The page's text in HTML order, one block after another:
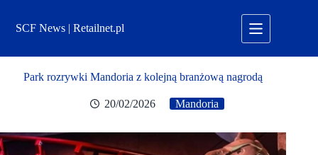
treściSCF News | Retailnet.pl
Park rozrywki Mandoria z kolejną branżową nagrodą
20/02/2026 Mandoria